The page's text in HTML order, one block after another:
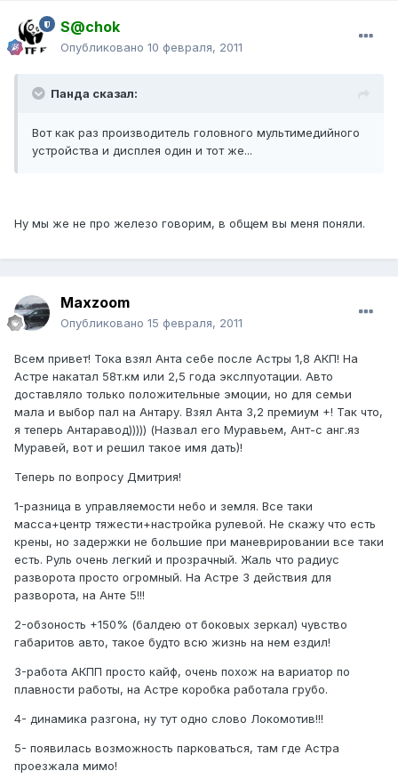
S@chok
Опубликовано 10 февраля, 2011
Панда сказал:
Вот как раз производитель головного мультимедийного
устройства и дисплея один и тот же...
Ну мы же не про железо говорим, в общем вы меня поняли.
Maxzoom
Опубликовано 15 февраля, 2011
Всем привет! Тока взял Анта себе после Астры 1,8 АКП! На
Астре накатал 58т.км или 2,5 года экслпуотации. Авто
доставляло только положительные эмоции, но для семьи
мала и выбор пал на Антару. Взял Анта 3,2 премиум +! Так что,
я теперь Антаравод))))) (Назвал его Муравьем, Ант-с анг.яз
Муравей, вот и решил такое имя дать)!
Теперь по вопросу Дмитрия!
1-разница в управляемости небо и земля. Все таки
масса+центр тяжести+настройка рулевой. Не скажу что есть
крены, но задержки не большие при маневрировании все таки
есть. Руль очень легкий и прозрачный. Жаль что радиус
разворота просто огромный. На Астре 3 действия для
разворота, на Анте 5!!!
2-обзоность +150% (балдею от боковых зеркал) чувство
габаритов авто, такое будто всю жизнь на нем ездил!
3-работа АКПП просто кайф, очень похож на вариатор по
плавности работы, на Астре коробка работала грубо.
4- динамика разгона, ну тут одно слово Локомотив!!!
5- появилась возможность парковаться, там где Астра
проезжала мимо!